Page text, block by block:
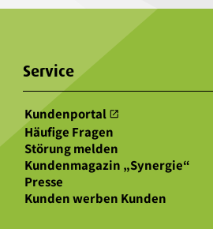
Service
Kundenportal open_in_new
Häufige Fragen
Störung melden
Kundenmagazin „Synergie“
Presse
Kunden werben Kunden